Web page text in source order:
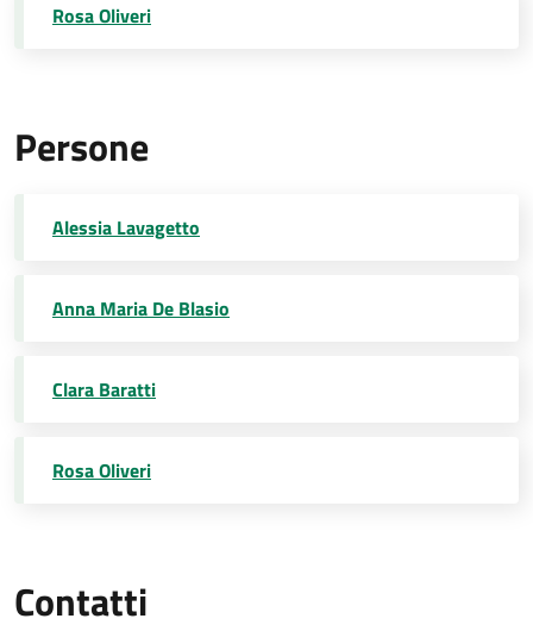
Rosa Oliveri
Persone
Alessia Lavagetto
Anna Maria De Blasio
Clara Baratti
Rosa Oliveri
Contatti